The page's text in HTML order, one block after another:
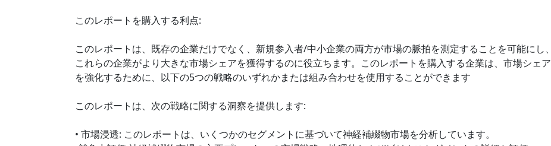
このレポートを購入する利点:
このレポートは、既存の企業だけでなく、新規参入者/中小企業の両方が市場の脈拍を測定することを可能にし、
これらの企業がより大きな市場シェアを獲得するのに役立ちます。このレポートを購入する企業は、市場シェア
を強化するために、以下の5つの戦略のいずれかまたは組み合わせを使用することができます
このレポートは、次の戦略に関する洞察を提供します:
• 市場浸透: このレポートは、いくつかのセグメントに基づいて神経補綴物市場を分析しています。